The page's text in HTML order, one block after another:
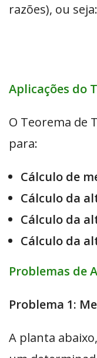
razões), ou seja:
Aplicações do
O Teorema de
para:
Cálculo de
Cálculo da
Cálculo da
Cálculo da
Problemas de
Problema 1:
A planta